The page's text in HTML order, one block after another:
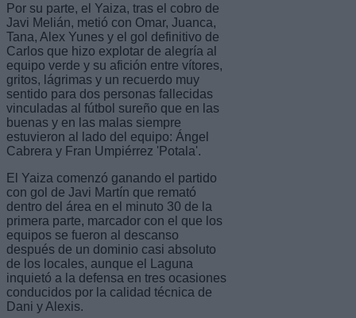
Por su parte, el Yaiza, tras el cobro de
Javi Melián, metió con Omar, Juanca,
Tana, Alex Yunes y el gol definitivo de
Carlos que hizo explotar de alegría al
equipo verde y su afición entre vítores,
gritos, lágrimas y un recuerdo muy
sentido para dos personas fallecidas
vinculadas al fútbol sureño que en las
buenas y en las malas siempre
estuvieron al lado del equipo: Ángel
Cabrera y Fran Umpiérrez 'Potala'.
El Yaiza comenzó ganando el partido
con gol de Javi Martín que remató
dentro del área en el minuto 30 de la
primera parte, marcador con el que los
equipos se fueron al descanso
después de un dominio casi absoluto
de los locales, aunque el Laguna
inquietó a la defensa en tres ocasiones
conducidos por la calidad técnica de
Dani y Alexis.